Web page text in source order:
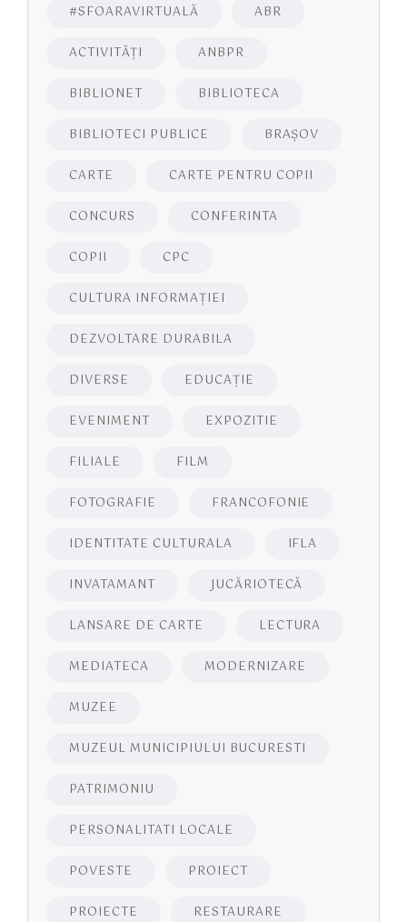
#SFOARAVIRTUALĂ ABR
ACTIVITĂŢI ANBPR
BIBLIONET BIBLIOTECA
BIBLIOTECI PUBLICE BRAŞOV
CARTE CARTE PENTRU COPII
CONCURS CONFERINTA
COPII CPC
CULTURA INFORMAŢIEI
DEZVOLTARE DURABILA
DIVERSE EDUCAŢIE
EVENIMENT EXPOZITIE
FILIALE FILM
FOTOGRAFIE FRANCOFONIE
IDENTITATE CULTURALA IFLA
INVATAMANT JUCĂRIOTECĂ
LANSARE DE CARTE LECTURA
MEDIATECA MODERNIZARE
MUZEE
MUZEUL MUNICIPIULUI BUCURESTI
PATRIMONIU
PERSONALITATI LOCALE
POVESTE PROIECT
PROIECTE RESTAURARE